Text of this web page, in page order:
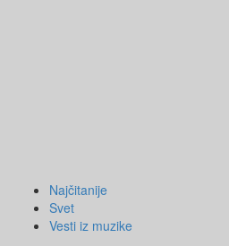
Najčitanije
Svet
Vesti iz muzike